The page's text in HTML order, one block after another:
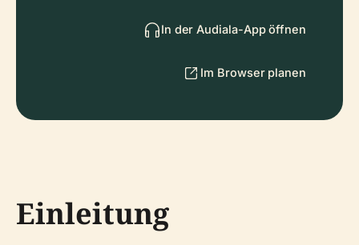
In der Audiala-App öffnen
Im Browser planen
Einleitung